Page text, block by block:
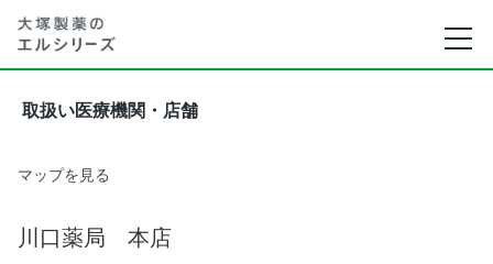
取扱い医療機関・店舗
マップを見る
川口薬局 本店